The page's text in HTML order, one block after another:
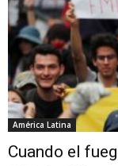
América Latina
Cuando el